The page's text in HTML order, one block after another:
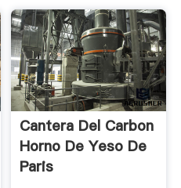
Cantera Del Carbon
Horno De Yeso De
Paris